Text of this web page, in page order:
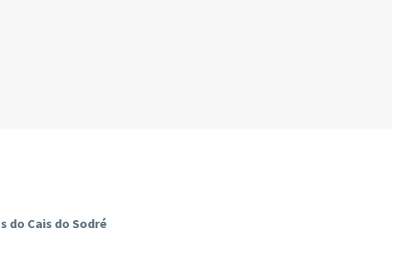
do Cais do Sodré